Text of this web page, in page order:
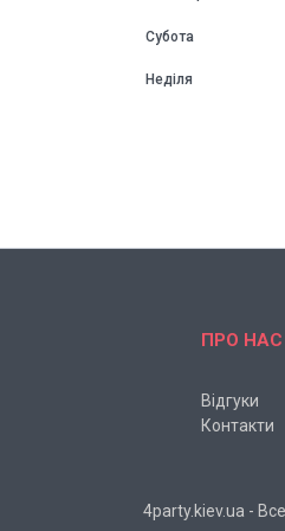
Субота
Неділя
ПРО НАС
Відгуки
Контакти
4party.kiev.ua -